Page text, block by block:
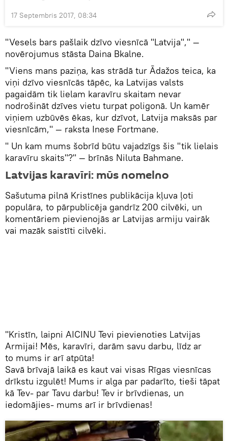
17 Septembris 2017, 08:34
"Vesels bars pašlaik dzīvo viesnīcā "Latvija"," —
novērojumus stāsta Daina Bkalne.
"Viens mans paziņa, kas strādā tur Ādažos teica, ka
viņi dzīvo viesnīcās tāpēc, ka Latvijas valsts
pagaidām tik lielam karavīru skaitam nevar
nodrošināt dzīves vietu turpat poligonā. Un kamēr
viņiem uzbūvēs ēkas, kur dzīvot, Latvija maksās par
viesnīcām," — raksta Inese Fortmane.
" Un kam mums šobrīd būtu vajadzīgs šis "tik lielais
karavīru skaits"?" — brīnās Niluta Bahmane.
Latvijas karavīri: mūs nomelno
Sašutuma pilnā Kristīnes publikācija kļuva ļoti
populāra, to pārpublicēja gandrīz 200 cilvēki, un
komentāriem pievienojās ar Latvijas armiju vairāk
vai mazāk saistīti cilvēki.
"Kristīn, laipni AICINU Tevi pievienoties Latvijas
Armijai! Mēs, karavīri, darām savu darbu, līdz ar
to mums ir arī atpūta!
Savā brīvajā laikā es kaut vai visas Rīgas viesnīcas
drīkstu izgulēt! Mums ir alga par padarīto, tieši tāpat
kā Tev- par Tavu darbu! Tev ir brīvdienas, un
iedomājies- mums arī ir brīvdienas!